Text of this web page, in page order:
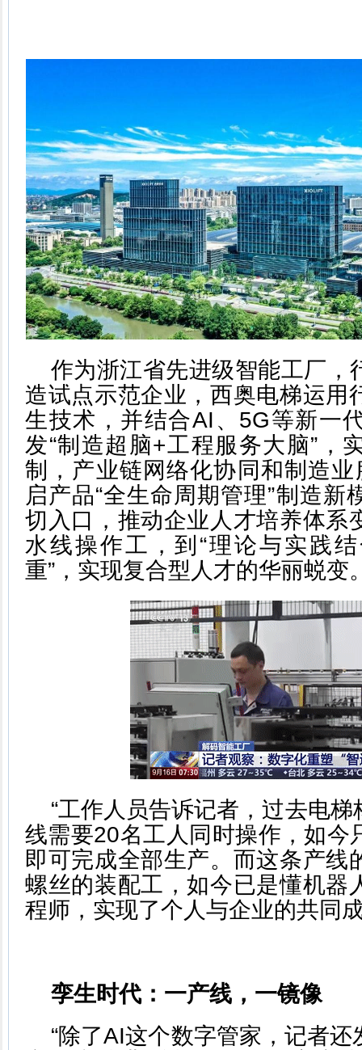
作为浙江省先进级智能工厂，
造试点示范企业，西奥电梯运用
生技术，并结合AI、5G等新一
发“制造超脑+工程服务大脑”，
制，产业链网络化协同和制造
启产品“全生命周期管理”制造新
切入口，推动企业人才培养体系
水线操作工，到“理论与实践
重”，实现复合型人才的华丽蜕变
“工作人员告诉记者，过去电
线需要20名工人同时操作，如今
即可完成全部生产。而这条产线
螺丝的装配工，如今已是懂机器
程师，实现了个人与企业的共同
孪生时代：一产线，一镜像
“除了AI这个数字管家，记者